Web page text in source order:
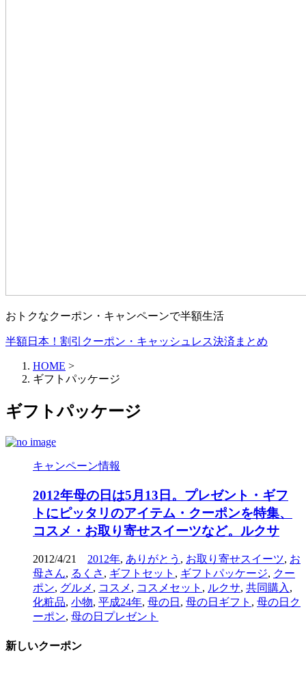
おトクなクーポン・キャンペーンで半額生活
半額日本！割引クーポン・キャッシュレス決済まとめ
HOME >
ギフトパッケージ
ギフトパッケージ
キャンペーン情報
2012年母の日は5月13日。プレゼント・ギフ
トにピッタリのアイテム・クーポンを特集、
コスメ・お取り寄せスイーツなど。ルクサ
2012/4/21 2012年, ありがとう , お取り寄せスイーツ, お
母さん, るくさ , ギフトセット , ギフトパッケージ, クー
ポン, グルメ , コスメ , コスメセット , ルクサ, 共同購入 ,
化粧品, 小物, 平成24年, 母の日 , 母の日ギフト , 母の日ク
ーポン, 母の日プレゼント
新しいクーポン